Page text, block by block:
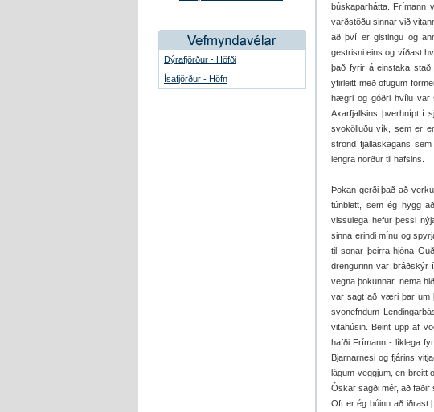
Dýrafjörður - Höfði
Ísafjörður - Höfn
búskaparhátta. Frímann
varðstöðu sinnar við
að því er gistingu og
gestrisni eins og víðast
það fyrir á einstaka
yfirleitt með öfugum
hægri og góðri hvílu var
Axarfjallsins þverhnípt í
svokölluðu vík, sem er
strönd fjallaskagans
lengra norður til hafsins.
Þokan gerði það að
túnblett, sem ég hygg
vissulega hefur þessi
sinna erindi mínu og
til sonar þeirra hjóna
drengurinn var bráðskýr
vegna þokunnar, nema
var sagt að væri þar um
svonefndum
vitahúsin. Beint upp af
hafði Frímann - líklega
Bjarnarnesi og fjárins
lágum veggjum, en breitt
Óskar sagði mér, að faðir
Oft er ég búinn að iðrast